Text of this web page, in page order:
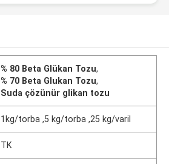
% 80 Beta Glükan Tozu,
% 70 Beta Glukan Tozu,
Suda çözünür glikan tozu
1kg/torba ,5 kg/torba ,25 kg/varil
TK